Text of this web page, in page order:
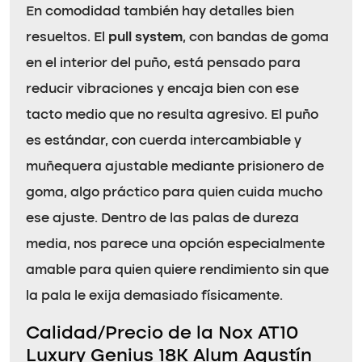
En comodidad también hay detalles bien
resueltos. El pull system, con bandas de goma
en el interior del puño, está pensado para
reducir vibraciones y encaja bien con ese
tacto medio que no resulta agresivo. El puño
es estándar, con cuerda intercambiable y
muñequera ajustable mediante prisionero de
goma, algo práctico para quien cuida mucho
ese ajuste. Dentro de las palas de dureza
media, nos parece una opción especialmente
amable para quien quiere rendimiento sin que
la pala le exija demasiado físicamente.
Calidad/Precio de la Nox AT10
Luxury Genius 18K Alum Agustín